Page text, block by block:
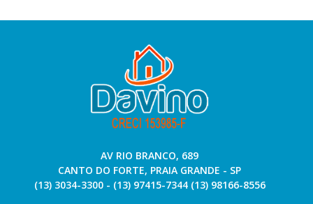
AV RIO BRANCO, 689
CANTO DO FORTE, PRAIA GRANDE - SP
(13) 3034-3300 - (13) 97415-7344 (13) 98166-8556